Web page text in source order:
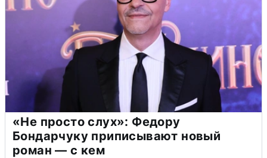
«Не просто слух»: Федору
Бондарчуку приписывают новый
роман — с кем